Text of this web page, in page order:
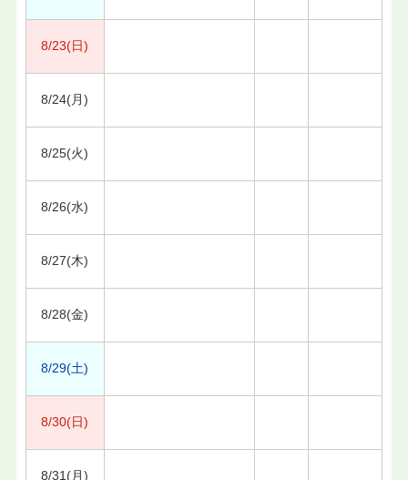
8/23(日)
8/24(月)
8/25(火)
8/26(水)
8/27(木)
8/28(金)
8/29(土)
8/30(日)
8/31(月)